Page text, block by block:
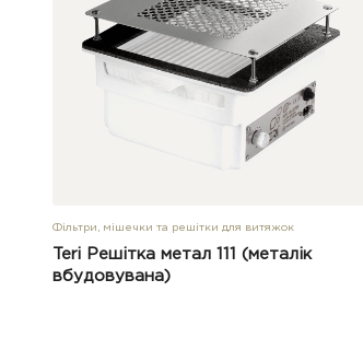
Фільтри, мішечки та решітки для витяжок
Teri Решітка метал 111 (металік
вбудовувана)